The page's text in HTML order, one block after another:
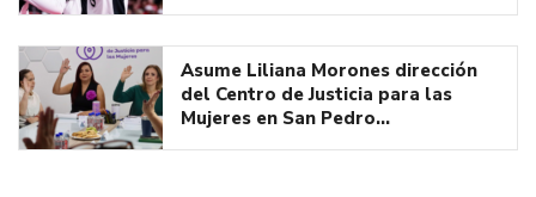
Asume Liliana Morones dirección
del Centro de Justicia para las
Mujeres en San Pedro…